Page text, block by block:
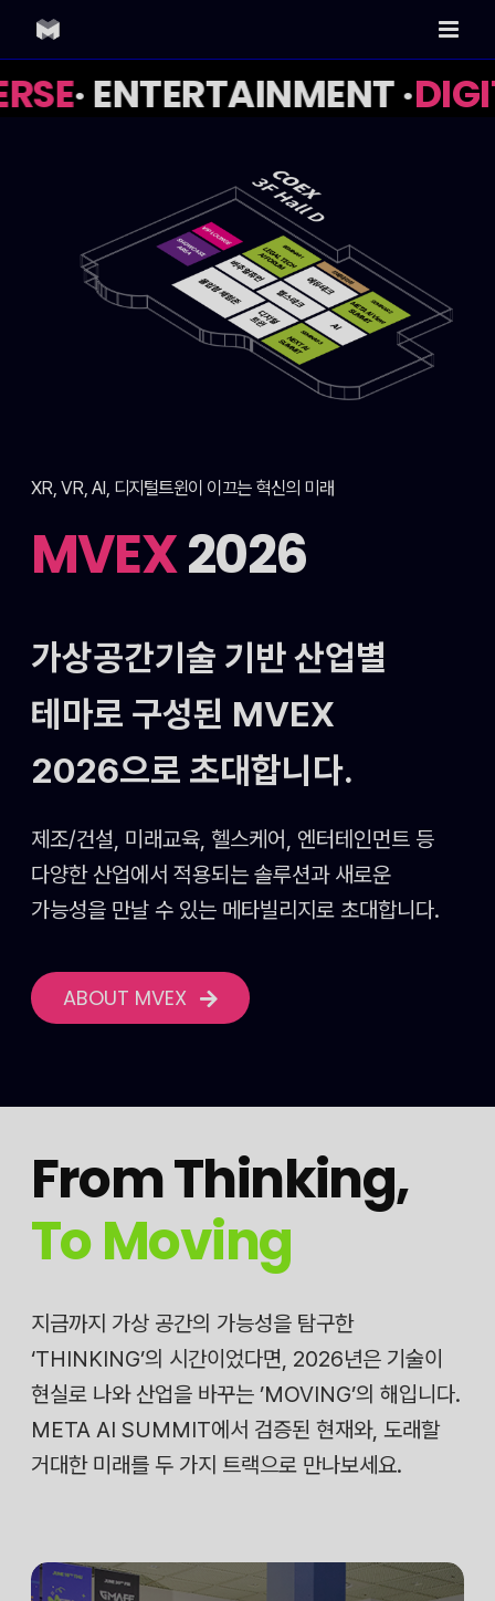
content
· ENTERTAINMENT ·
XR, VR, AI, 디지털트윈이 이끄는 혁신의 미래
MVEX2026
가상공간기술 기반 산업별
테마로 구성된 MVEX
2026으로 초대합니다.
제조/건설, 미래교육, 헬스케어, 엔터테인먼트 등
다양한 산업에서 적용되는 솔루션과 새로운
가능성을만날 수 있는 메타빌리지로 초대합니다.
ABOUT MVEX
From Thinking,
To Moving
지금까지 가상 공간의 가능성을 탐구한
‘THINKING’의 시간이었다면, 2026년은 기술이
현실로 나와 산업을 바꾸는 ’MOVING’의 해입니다.
META AI SUMMIT에서 검증된 현재와, 도래할
거대한 미래를 두 가지 트랙으로 만나보세요.